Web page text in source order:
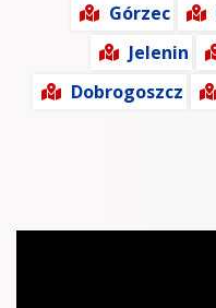
Górzec
Jelenin
Dobrogoszcz